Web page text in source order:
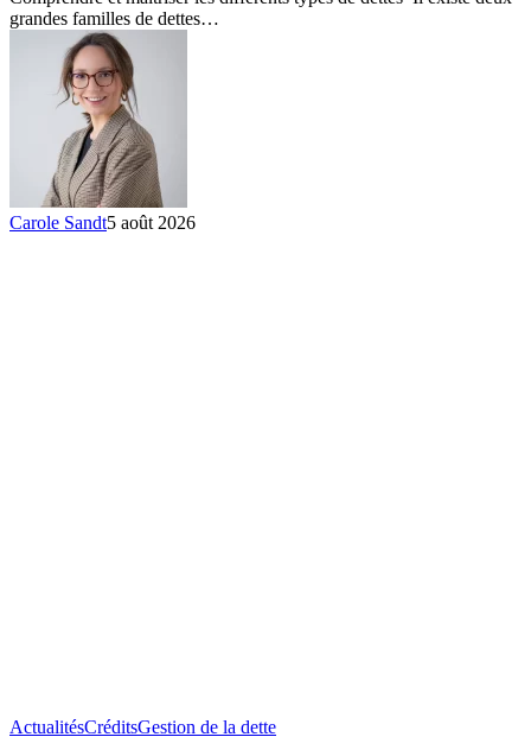
de
grandes familles de dettes…
Carole Sandt5 août 2026
ActualitésCréditsGestion de la detteCrédit